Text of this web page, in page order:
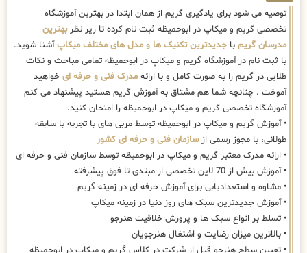
توصیه می شود برای یادگیری گریم از همان ابتدا در بهترین آموزشگاه
تخصصی گریم و میکاپ در ابوحمیظه ثبت نام کرده تا زیر نظربهترین
مدرسان گریم با جدیدترین تکنیک ها و مدل های مختلف میکاپآشنا شوید.
با ثبت نام در آموزشگاه گریم و میکاپ در ابوحمیظه تمامی مباحث و نکات
طلایی در گریم را به صورت کامل و با ارائه مدرک فنی و حرفه ای خواهید
آموخت . چنانچه شما هم مشتاق به آموزش گریم هستید پیشنهاد می کنم
آموزشگاه تخصصی گریم و میکاپ در ابوحمیظه را امتحان کنید.
• آموزش گریم و میکاپ در ابوحمیظه توسط مربی های با تجربه با سابقه
طولانی، با مجوز رسمی ازسازمان فنی و حرفه ای کشور
• ارائه مدرک معتبر گریم و میکاپ در ابوحمیظه توسط سازمان فنی و حرفه ای
• آموزش بیش از 70 لاین تخصصی از مبتدی تا فوق پیشرفته
• مشاوه و استعدادیابی برای آموزش حرفه ای در زمینه گریم
• آموزش جدیدترین سبک های روز دنیا در زمینه میکاپ
• تسلط بر انواع سبک ها و پرورش خلاقیت هنرجو
• بالاترین میزان رضایت و اشتغال هنرجویان
• تعیین سطح هنرجو قبل از شرکت در کلاس گریم و میکاپ در ابوحمیظه